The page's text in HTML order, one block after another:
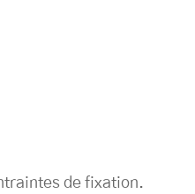
de fixation.